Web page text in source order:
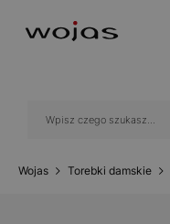
Wojas Torebki damskie